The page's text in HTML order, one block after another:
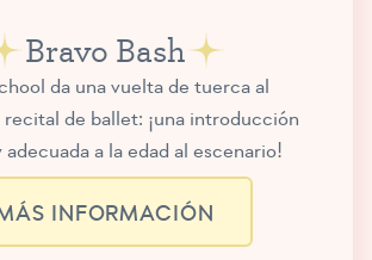
Bravo Bash
da una vuelta de tuerca al
de ballet: ¡una introducción
adecuada a la edad al escenario!
INFORMACIÓN